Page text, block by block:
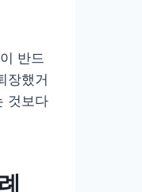
반드
장했거
것보다